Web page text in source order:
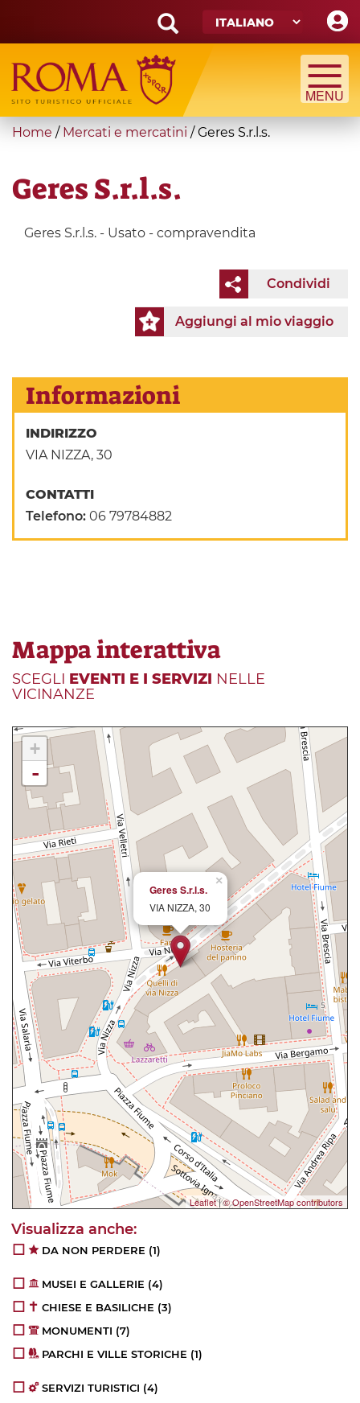
main
content
Search
form
Cerca
You
here
Home / Mercati e mercatini /Geres S.r.l.s.
Geres S.r.l.s.
Geres S.r.l.s. - Usato - compravendita
Condividi
Aggiungi al mio viaggio
Informazioni
INDIRIZZO
VIA NIZZA, 30
CONTATTI
Telefono:06 79784882
Mappa interattiva
SCEGLI EVENTI E I SERVIZI NELLE
VICINANZE
×
Geres S.r.l.s.
VIA NIZZA, 30
+
-
Leaflet|© OpenStreetMap contributors
DA NON PERDERE (1)
MUSEI E GALLERIE (4)
CHIESE E BASILICHE (3)
MONUMENTI (7)
PARCHI E VILLE STORICHE (1)
SERVIZI TURISTICI (4)